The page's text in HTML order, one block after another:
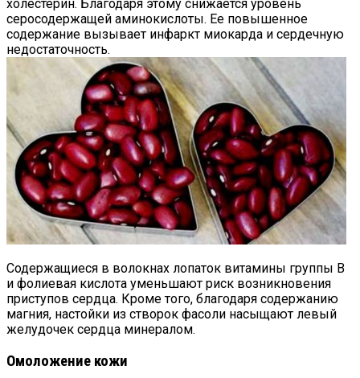
холестерин. Благодаря этому снижается уровень
серосодержащей аминокислоты. Ее повышенное
содержание вызывает инфаркт миокарда и сердечную
недостаточность.
Содержащиеся в волокнах лопаток витамины группы В
и фолиевая кислота уменьшают риск возникновения
приступов сердца. Кроме того, благодаря содержанию
магния, настойки из створок фасоли насыщают левый
желудочек сердца минералом.
Омоложение кожи